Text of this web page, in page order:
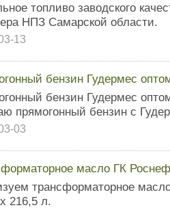
топливо заводского
НПЗ Самарской области.
13
бензин Гудермес
бензин Гудермес
прямогонный бензин с
03
масло ГК
трансформаторное
216,5 л.